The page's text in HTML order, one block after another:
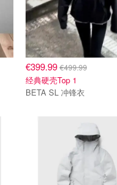
€399.99€499.99
经典硬壳Top 1
BETA SL 冲锋衣